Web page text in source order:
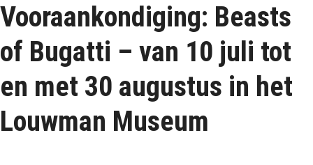
Vooraankondiging: Beasts
of Bugatti – van 10 juli tot
en met 30 augustus in het
Louwman Museum